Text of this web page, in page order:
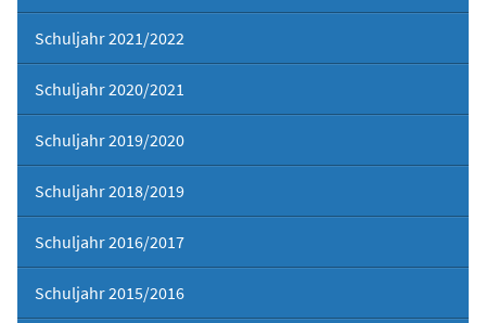
Schuljahr 2021/2022
Schuljahr 2020/2021
Schuljahr 2019/2020
Schuljahr 2018/2019
Schuljahr 2016/2017
Schuljahr 2015/2016